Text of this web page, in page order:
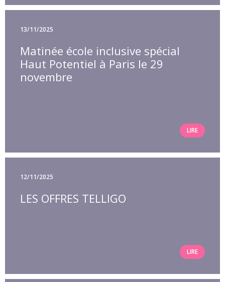
13/11/2025
Matinée école inclusive spécial
Haut Potentiel à Paris le 29
novembre
LIRE
12/11/2025
LES OFFRES TELLIGO
LIRE